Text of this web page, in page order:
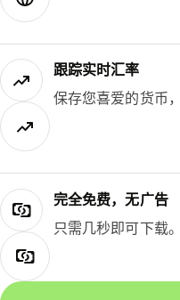
跟踪实时汇率
保存您喜爱的货币
完全免费，无广告
只需几秒即可下载